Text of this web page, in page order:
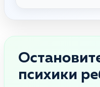
психики